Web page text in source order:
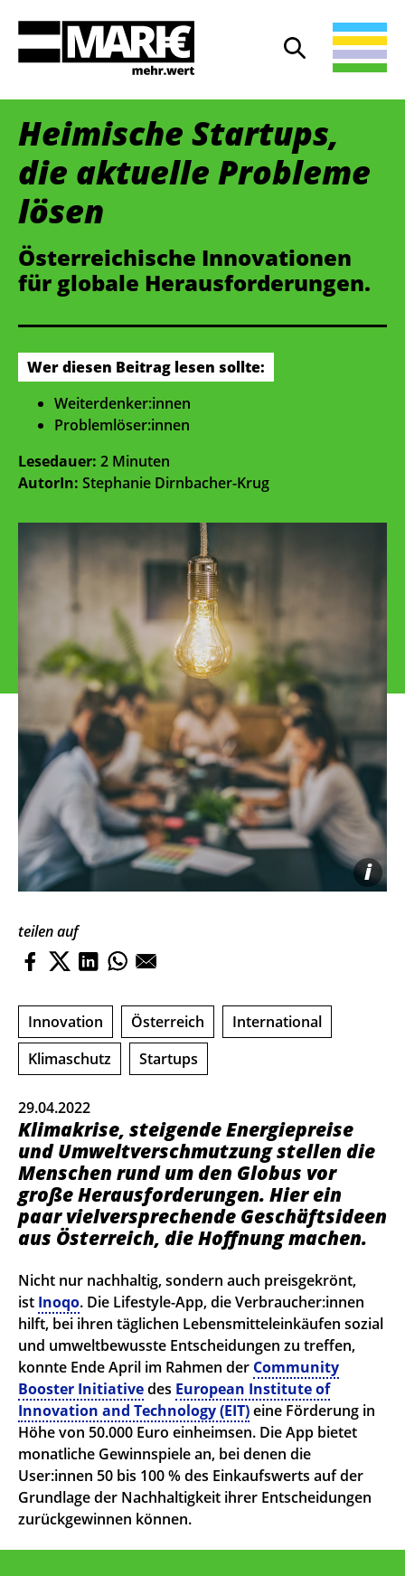
Suche öffnen
Suche
Heimische Startups,
die aktuelle Probleme
lösen
Österreichische Innovationen
für globale Herausforderungen.
Wer diesen Beitrag lesen sollte:
Weiterdenker:innen
Problemlöser:innen
Lesedauer: 2 Minuten
AutorIn: Stephanie Dirnbacher-Krug
i
teilen auf
Innovation Österreich
International
Klimaschutz
Startups
29.04.2022
Klimakrise, steigende Energiepreise
und Umweltverschmutzung stellen die
Menschen rund um den Globus vor
große Herausforderungen. Hier ein
paar vielversprechende Geschäftsideen
aus Österreich, die Hoffnung machen.
Nicht nur nachhaltig, sondern auch preisgekrönt,
ist Inoqo. Die Lifestyle-App, die Verbraucher:innen
hilft, bei ihren täglichen Lebensmitteleinkäufen sozial
und umweltbewusste Entscheidungen zu treffen,
konnte Ende April im Rahmen der Community
Booster Initiativedes European Institute of
Innovation and Technology (EIT)eine Förderung in
Höhe von 50.000 Euro einheimsen. Die App bietet
monatliche Gewinnspiele an, bei denen die
User:innen 50 bis 100 % des Einkaufswerts auf der
Grundlage der Nachhaltigkeit ihrer Entscheidungen
zurückgewinnen können.